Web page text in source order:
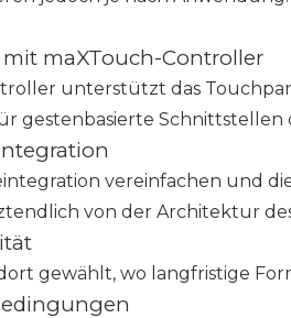
maXTouch-Controller
unterstützt das
gestenbasierte
vereinfachen und
von der Architektur
gewählt, wo langfristige